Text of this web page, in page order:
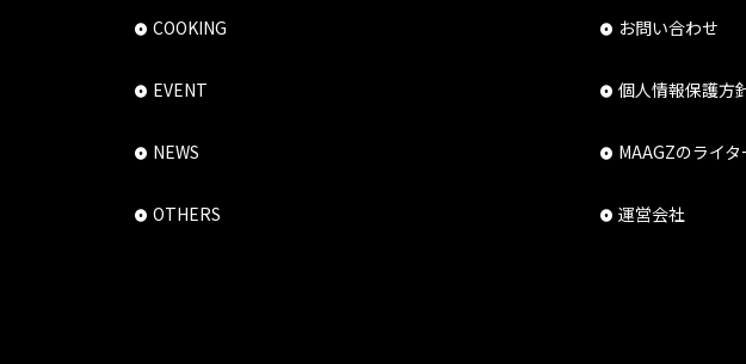
COOKING
EVENT
NEWS
OTHERS
お問い合わせ
個人情報保護方
MAAGZのライタ
運営会社